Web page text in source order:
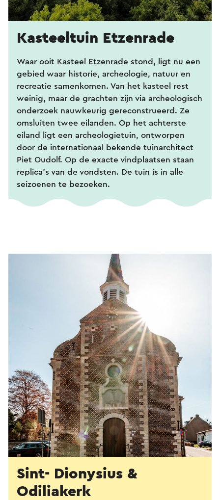
Kasteeltuin Etzenrade
Waar ooit Kasteel Etzenrade stond, ligt nu een
gebied waar historie, archeologie, natuur en
recreatie samenkomen. Van het kasteel rest
weinig, maar de grachten zijn via archeologisch
onderzoek nauwkeurig gereconstrueerd. Ze
omsluiten twee eilanden. Op het achterste
eiland ligt een archeologietuin, ontworpen
door de internationaal bekende tuinarchitect
Piet Oudolf. Op de exacte vindplaatsen staan
replica’s van de vondsten. De tuin is in alle
seizoenen te bezoeken.
Sint- Dionysius &
Odiliakerk